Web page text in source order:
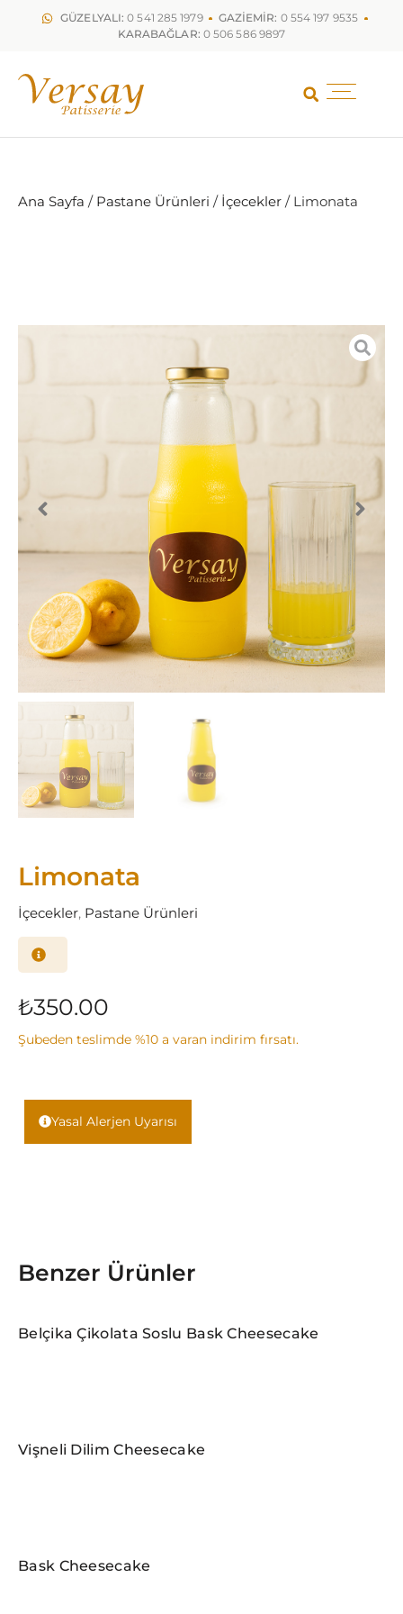
GÜZELYALI: 0 541 285 1979 GAZİEMİR: 0 554 197 9535
KARABAĞLAR: 0 506 586 9897
Ana Sayfa / Pastane Ürünleri / İçecekler / Limonata
Limonata
İçecekler, Pastane Ürünleri
₺350.00
Şubeden teslimde %10 a varan indirim fırsatı.
Yasal Alerjen Uyarısı
Benzer Ürünler
Belçika Çikolata Soslu Bask Cheesecake
Vişneli Dilim Cheesecake
Bask Cheesecake